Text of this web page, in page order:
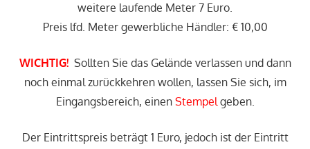
weitere laufende Meter 7 Euro.
Preis lfd. Meter gewerbliche Händler: € 10,00
WICHTIG!Sollten Sie das Gelände verlassen und dann
noch einmal zurückkehren wollen, lassen Sie sich, im
Eingangsbereich, einen Stempelgeben.
Der Eintrittspreis beträgt 1 Euro, jedoch ist der Eintritt